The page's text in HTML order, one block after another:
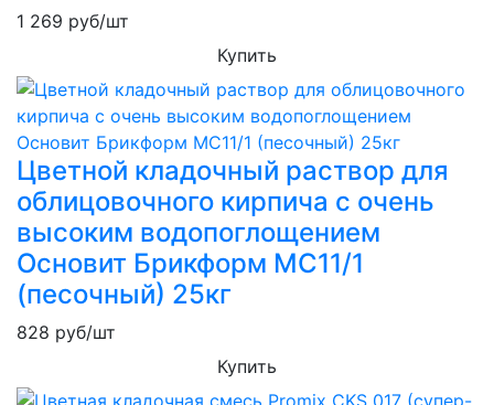
1 269 руб/шт
Купить
Цветной кладочный раствор для
облицовочного кирпича с очень
высоким водопоглощением
Основит Брикформ MC11/1
(песочный) 25кг
828 руб/шт
Купить